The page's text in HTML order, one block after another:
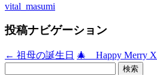
vital_masumi
投稿ナビゲーション
← 祖母の誕生日 🎄 Happy Merry